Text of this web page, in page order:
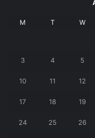
M T W
3 4 5
10 11 12
17 18 19
24 25 26